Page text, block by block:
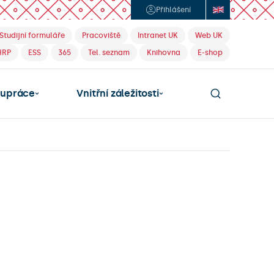
Přihlášení
formuláře Pracoviště Intranet UK
Web UK
ESS 365 Tel. seznam Knihovna E-shop
Vnitřní záležitosti